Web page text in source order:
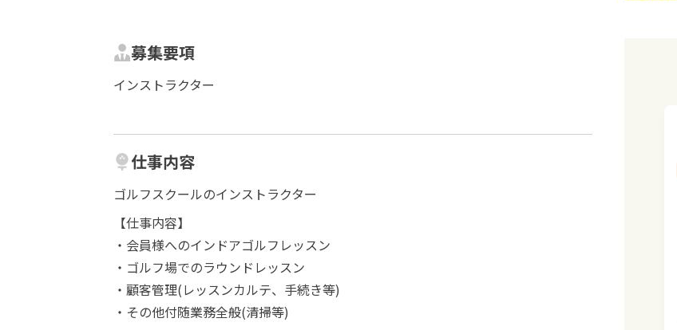
募集要項
インストラクター
仕事内容
ゴルフスクールのインストラクター
【仕事内容】
・会員様へのインドアゴルフレッスン
・ゴルフ場でのラウンドレッスン
・顧客管理(レッスンカルテ、手続き等)
・その他付随業務全般(清掃等)